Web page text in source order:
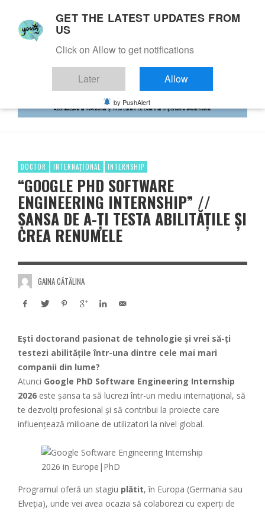
DOCTOR INTERNAȚIONAL INTERNSHIP
“GOOGLE PHD SOFTWARE
ENGINEERING INTERNSHIP” //
ȘANSA DE A-ȚI TESTA ABILITĂȚILE ȘI
CREA RENUMELE
GAINA CĂTĂLINA
Ești doctorand pasionat de tehnologie și vrei să-ți
testezi abilitățile într-una dintre cele mai mari
companii din lume?
Atunci Google PhD Software Engineering Internship
2026 este șansa ta să lucrezi într-un mediu internațional, să
te dezvolți profesional și să contribui la proiecte care
influențează milioane de utilizatori la nivel global.
Programul oferă un stagiu plătit, în Europa (Germania sau
Elveția), unde vei avea ocazia să colaborezi cu experți de
GET THE LATEST UPDATES FROM
US
Click on Allow to get notifications
Later Allow
by PushAlert